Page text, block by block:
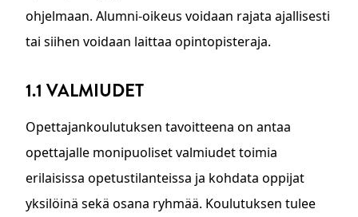
ohjelmaan. Alumni-oikeus voidaan rajata ajallisesti
tai siihen voidaan laittaa opintopisteraja.
1.1 VALMIUDET
Opettajankoulutuksen tavoitteena on antaa
opettajalle monipuoliset valmiudet toimia
erilaisissa opetustilanteissa ja kohdata oppijat
yksilöinä sekä osana ryhmää. Koulutuksen tulee